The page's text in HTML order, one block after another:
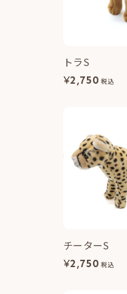
トラS
¥2,750 税込
チーターS
¥2,750 税込